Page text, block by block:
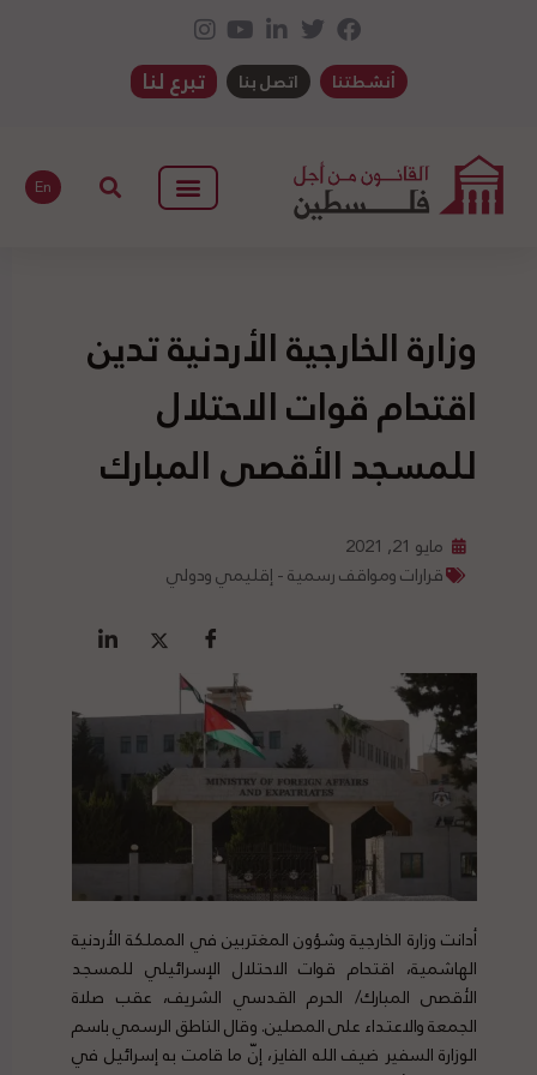
أنشطتنا اتصل بنا تبرع لنا
En
وزارة الخارجية الأردنية تدين
اقتحام قوات الاحتلال
للمسجد الأقصى المبارك
مايو 21, 2021
قرارات ومواقف رسمية - إقليمي ودولي
أدانت وزارة الخارجية وشؤون المغتربين في المملكة الأردنية
الهاشمية، اقتحام قوات الاحتلال الإسرائيلي للمسجد
الأقصى المبارك/ الحرم القدسي الشريف، عقب صلاة
الجمعة والاعتداء على المصلين.وقال الناطق الرسمي باسم
الوزارة السفير ضيف الله الفايز، إنّ ما قامت به إسرائيل في